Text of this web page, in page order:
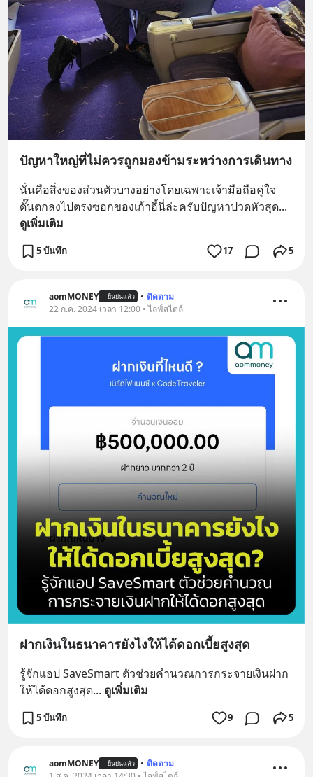
ปัญหาใหญ่ที่ไม่ควรถูกมองข้ามระหว่างการเดินทาง
นั่นคือสิ่งของส่วนตัวบางอย่างโดยเฉพาะเจ้ามือถือคู่ใจ
ดั๊นตกลงไปตรงซอกของเก้าอี้นี่ล่ะครับปัญหาปวดหัวสุด...
ดูเพิ่มเติม
5 บันทึก 17 5
aomMONEY ยืนยันแล้ว • ติดตาม
22 ก.ค. 2024 เวลา 12:00 • ไลฟ์สไตล์
ฝากเงินในธนาคารยังไงให้ได้ดอกเบี้ยสูงสุด
รู้จักแอป SaveSmart ตัวช่วยคำนวณการกระจายเงินฝาก
ให้ได้ดอกสูงสุด... ดูเพิ่มเติม
5 บันทึก 9 5
aomMONEY ยืนยันแล้ว • ติดตาม